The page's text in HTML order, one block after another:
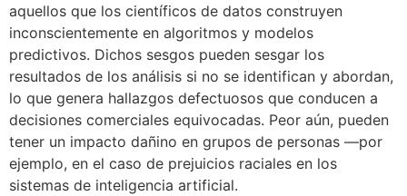
aquellos que los científicos de datos construyen
inconscientemente en algoritmos y modelos
predictivos. Dichos sesgos pueden sesgar los
resultados de los análisis si no se identifican y abordan,
lo que genera hallazgos defectuosos que conducen a
decisiones comerciales equivocadas. Peor aún, pueden
tener un impacto dañino en grupos de personas —por
ejemplo, en el caso de prejuicios raciales en los
sistemas de inteligencia artificial.